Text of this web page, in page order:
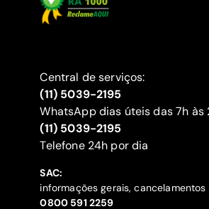
Central de serviços:
(11) 5039-2195
WhatsApp dias úteis das 7h às
(11) 5039-2195
‍Telefone 24h por dia
SAC:
informações gerais,
‍0800 591 2259